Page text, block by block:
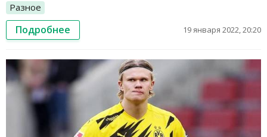
Разное
Подробнее 19 января 2022, 20:20